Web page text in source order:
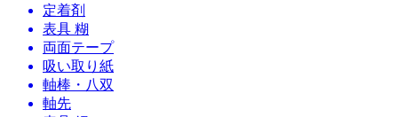
定着剤
表具 糊
両面テープ
吸い取り紙
軸棒・八双
軸先